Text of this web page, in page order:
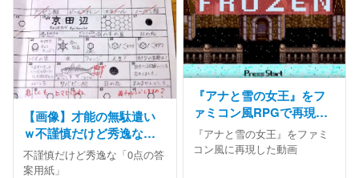
【画像】才能の無駄遣い
ｗ不謹慎だけど秀逸な「0
点の答案用紙」の発想が
スゴイ
不謹慎だけど秀逸な「0点の答
案用紙」
『アナと雪の女王』をフ
ァミコン風RPGで再現し
た動画が話題
『アナと雪の女王』をファミ
コン風に再現した動画